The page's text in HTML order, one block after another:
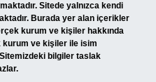
Sitede yalnızca kendi
Burada yer alan içerikler
kurum ve kişiler hakkında
kurum ve kişiler ile isim
bilgiler taslak